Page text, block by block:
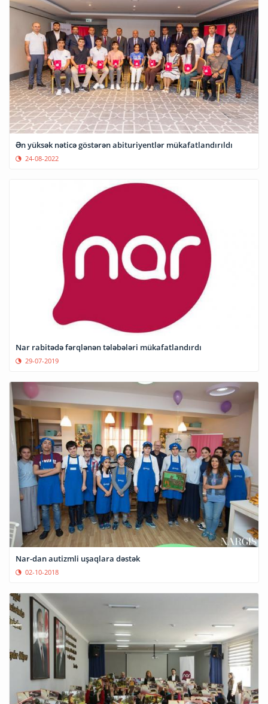
Ən yüksək nəticə göstərən abituriyentlər mükafatlandırıldı
24-08-2022
Nar rabitədə fərqlənən tələbələri mükafatlandırdı
29-07-2019
Nar-dan autizmli uşaqlara dəstək
02-10-2018